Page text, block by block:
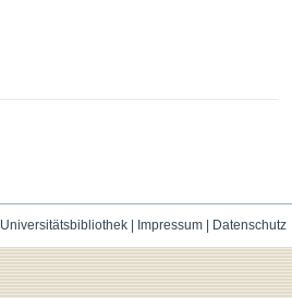
Universitätsbibliothek| Impressum| Datenschutz